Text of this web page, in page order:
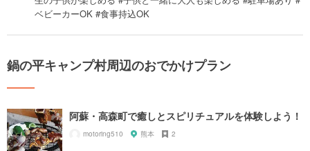
ベビーカーOK #食事持込OK
鍋の平キャンプ村周辺のおでかけプラン
阿蘇・高森町で癒しとスピリチュアルを体験しよう！
motoring510 熊本 2